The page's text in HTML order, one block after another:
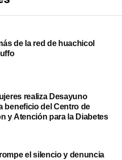
de la red de huachicol
realiza Desayuno
beneficio del Centro de
y Atención para la Diabetes
el silencio y denuncia